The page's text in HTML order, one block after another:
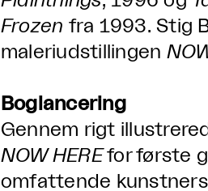
Frozen fra 1993. Stig
maleriudstillingen
Boglancering
Gennem rigt
NOW HEREfor første
omfattende